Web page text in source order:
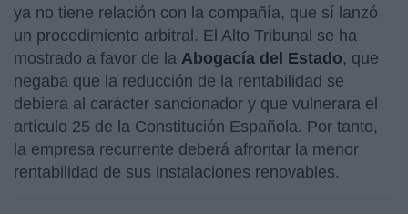
ya no tiene relación con la compañía, que sí lanzó
un procedimiento arbitral. El Alto Tribunal se ha
mostrado a favor de la Abogacía del Estado, que
negaba que la reducción de la rentabilidad se
debiera al carácter sancionador y que vulnerara el
artículo 25 de la Constitución Española. Por tanto,
la empresa recurrente deberá afrontar la menor
rentabilidad de sus instalaciones renovables.